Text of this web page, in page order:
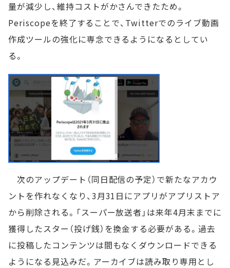
量が減少し、維持コストがかさんできたため。
Periscopeを終了することで、Twitterでのライブ動画
作成ツールの強化に専念できるようになるとしてい
る。
次のアップデート（同日配信の予定）で新たなアカウ
ントを作れなくなり、3月31日にアプリがアプリストア
から削除される。「スーパー放送者」は来年4月末までに
獲得したスター（投げ銭）を換金する必要がある。過去
に投稿したコンテンツは間もなくダウンロードできる
ようになる見込みだ。アーカイブは読み取り専用とし